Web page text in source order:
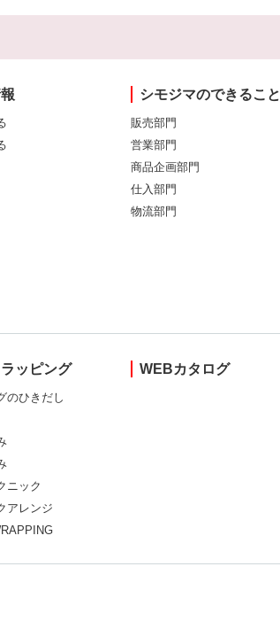
シモジマのできること
販売部門
営業部門
商品企画部門
仕入部門
物流部門
ッピング
のひきだし
ニック
アレンジ
WEBカタログ